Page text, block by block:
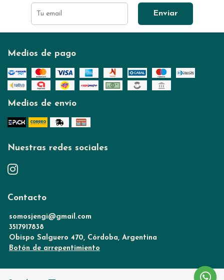
Enviar
Medios de pago
Medios de envío
Nuestras redes sociales
Contacto
somosjengi@gmail.com
3517917838
Obispo Salguero 470, Córdoba, Argentina
Botón de arrepentimiento